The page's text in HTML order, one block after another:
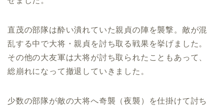
直茂の部隊は酔い潰れていた親貞の陣を襲撃。敵が混
乱する中で大将・親貞を討ち取る戦果を挙げました。
その他の大友軍は大将が討ち取られたこともあって、
総崩れになって撤退していきました。
少数の部隊が敵の大将へ奇襲（夜襲）を仕掛けて討ち